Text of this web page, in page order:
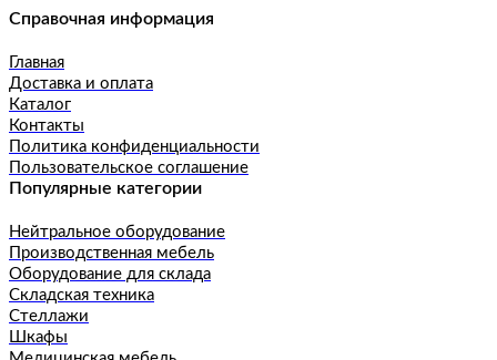
Справочная информация
Главная
Доставка и оплата
Каталог
Контакты
Политика конфиденциальности
Пользовательское соглашение
Популярные категории
Нейтральное оборудование
Производственная мебель
Оборудование для склада
Складская техника
Стеллажи
Шкафы